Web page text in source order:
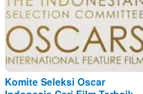
Komite Seleksi Oscar